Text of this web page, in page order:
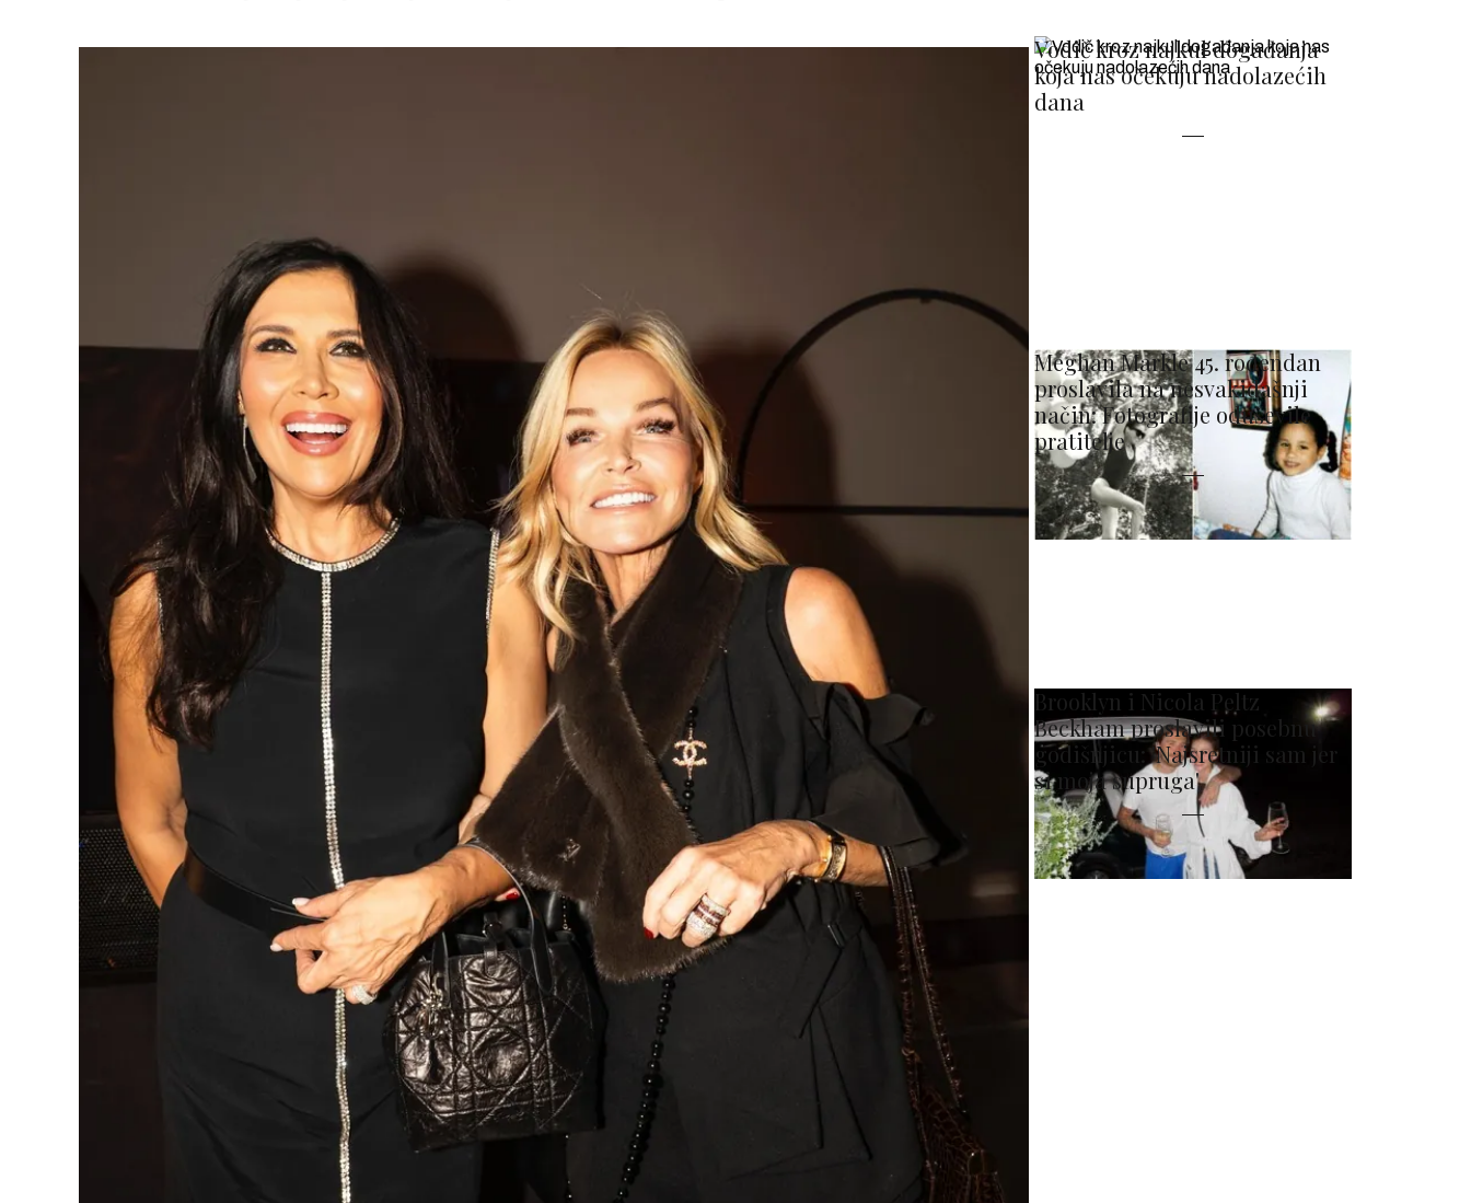
Vodič kroz najkul događanja
koja nas očekuju nadolazećih
dana
Meghan Markle 45. rođendan
proslavila na nesvakidašnji
način: Fotografije oduševile
pratitelje
Brooklyn i Nicola Peltz
Beckham proslavili posebnu
godišnjicu: 'Najsretniji sam jer
si moja supruga'